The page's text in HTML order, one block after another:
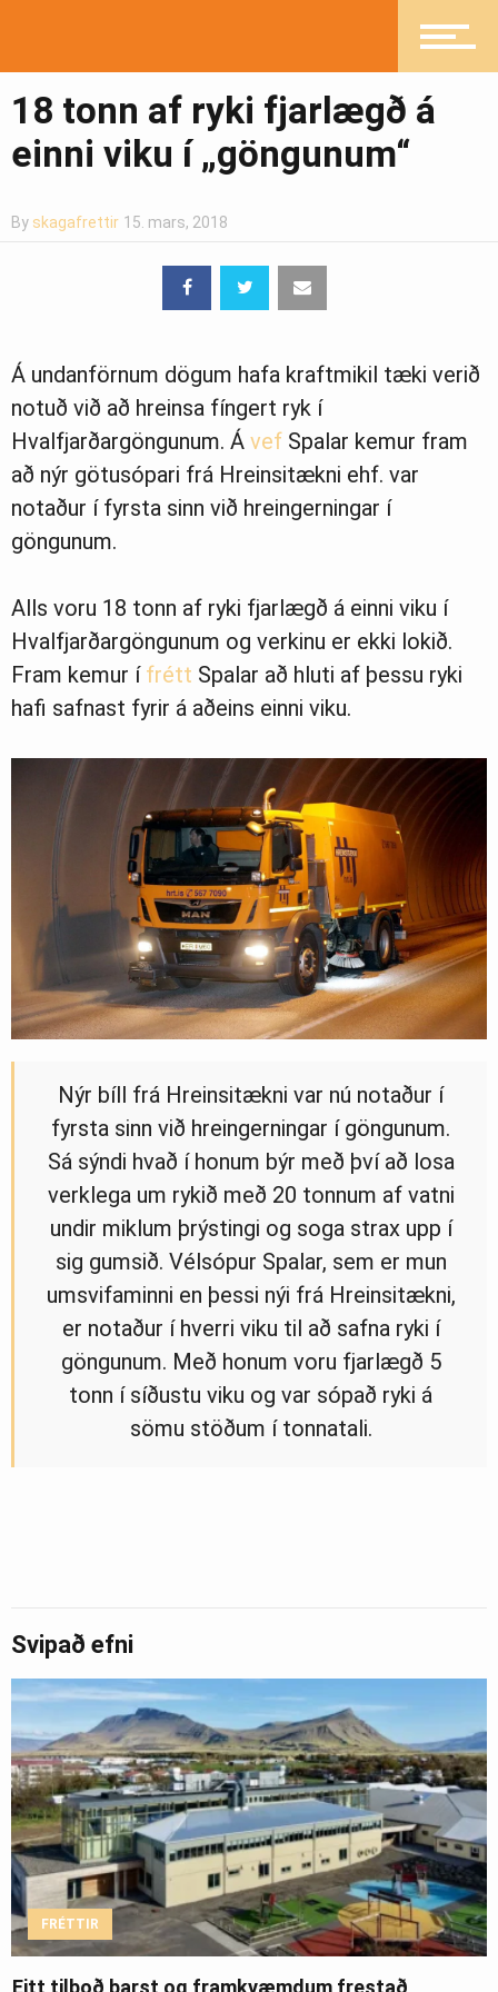
Íþróttir
Pistlar
Greinasafn
18 tonn af ryki fjarlægð á
einni viku í „göngunum“
By skagafrettir 15. mars, 2018
Á undanförnum dögum hafa kraftmikil tæki verið
notuð við að hreinsa fíngert ryk í
Hvalfjarðargöngunum. Á vef Spalar kemur fram
að nýr götusópari frá Hreinsitækni ehf. var
notaður í fyrsta sinn við hreingerningar í
göngunum.
Alls voru 18 tonn af ryki fjarlægð á einni viku í
Hvalfjarðargöngunum og verkinu er ekki lokið.
Fram kemur í frétt Spalar að hluti af þessu ryki
hafi safnast fyrir á aðeins einni viku.
Nýr bíll frá Hreinsitækni var nú notaður í
fyrsta sinn við hreingerningar í göngunum.
Sá sýndi hvað í honum býr með því að losa
verklega um rykið með 20 tonnum af vatni
undir miklum þrýstingi og soga strax upp í
sig gumsið. Vélsópur Spalar, sem er mun
umsvifaminni en þessi nýi frá Hreinsitækni,
er notaður í hverri viku til að safna ryki í
göngunum. Með honum voru fjarlægð 5
tonn í síðustu viku og var sópað ryki á
sömu stöðum í tonnatali.
Svipað efni
FRÉTTIR
Eitt tilboð barst og framkvæmdum frestað